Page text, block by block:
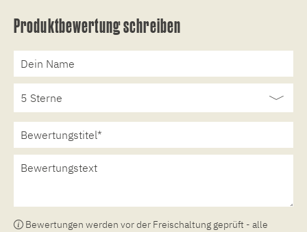
Produktbewertung schreiben
Bewertungen werden vor der Freischaltung geprüft - alle